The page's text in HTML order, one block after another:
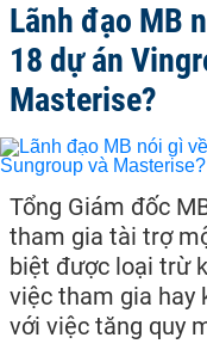
Lãnh đạo MB
18 dự án
Masterise?
Tổng Giám đốc
tham gia tài trợ
biệt được loại trừ
việc tham gia hay
với việc tăng quy